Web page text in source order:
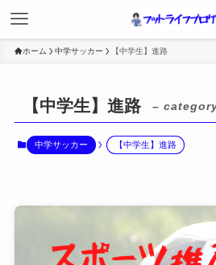
ホーム 中学サッカー 【中学生】進路
【中学生】進路 –
中学サッカー 【中学生】進路